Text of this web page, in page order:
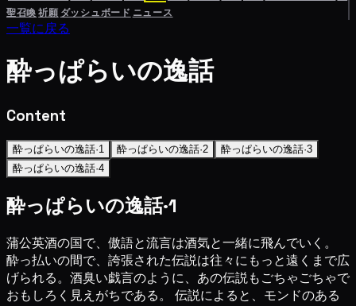
聖召喚祈願 ダッシュボード ニュース
一覧に戻る
酔っぱらいの逸話
Content
酔っぱらいの逸話·1 酔っぱらいの逸話·2
酔っぱらいの逸話·3
酔っぱらいの逸話·4
酔っぱらいの逸話·1
蒲公英酒の国で、傲語と流言は酒気と一緒に飛んでいく。
酔っ払いの間で、誇張された伝説は往々にもっと遠くまで広
げられる。酒臭い戯言のように、あの伝説もごちゃごちゃで
おもしろく見えがちである。 伝説によると、モンドのある